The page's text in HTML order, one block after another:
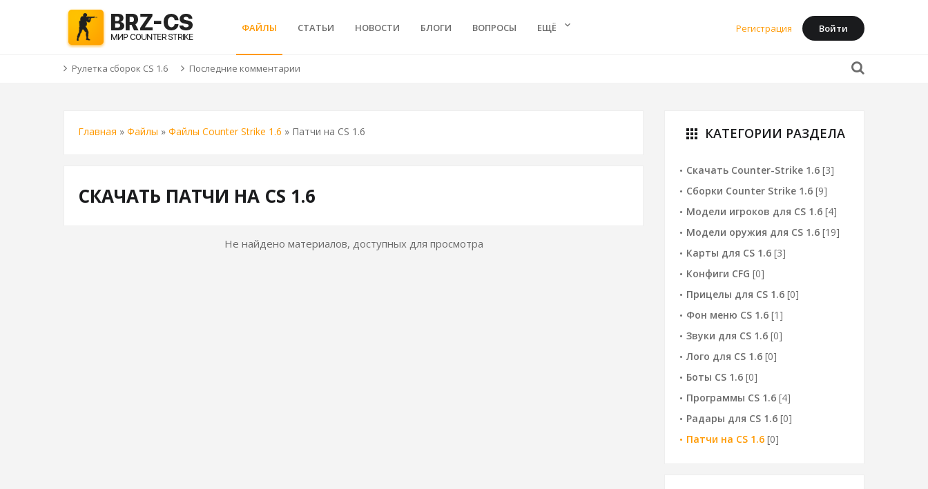
ФАЙЛЫ СТАТЬИ НОВОСТИ БЛОГИ ВОПРОСЫ ЕЩЁ keyboard_arrow_down Регистрация Войти
Рулетка сборок CS 1.6 Последние комментарии
Главная » Файлы » Файлы Counter Strike 1.6 » Патчи на CS 1.6
СКАЧАТЬ ПАТЧИ НА CS 1.6
Не найдено материалов, доступных для просмотра
apps КАТЕГОРИИ РАЗДЕЛА
Скачать Counter-Strike 1.6 [3]
Сборки Counter Strike 1.6 [9]
Модели игроков для CS 1.6 [4]
Модели оружия для CS 1.6 [19]
Карты для CS 1.6 [3]
Конфиги CFG [0]
Прицелы для CS 1.6 [0]
Фон меню CS 1.6 [1]
Звуки для CS 1.6 [0]
Лого для CS 1.6 [0]
Боты CS 1.6 [0]
Программы CS 1.6 [4]
Радары для CS 1.6 [0]
Патчи на CS 1.6 [0]